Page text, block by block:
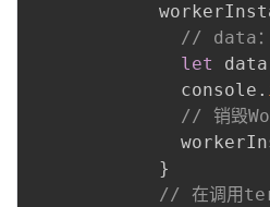
// data：
let
data
              console
.
// 销毁
}
// 在调用